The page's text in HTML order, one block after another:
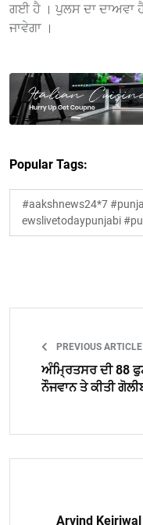
ਗਈ ਹੈ । ਪੁਲਸ ਦਾ ਦਾਅਵਾ
ਜਾਵੇਗਾ ।
Popular Tags:
#aakshnews24*7
ewslivetodaypunjabi
PREVIOUS ARTICLE
ਅੰਮ੍ਰਿਤਸਰ ਦੀ 88
ਨੌਜਵਾਨ ਤੇ ਕੀਤੀ
Arvind